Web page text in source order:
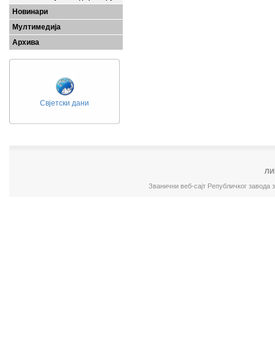
Новинари
Мултимедија
Архива
Свјетски дани
Званични веб-сајт Републичког